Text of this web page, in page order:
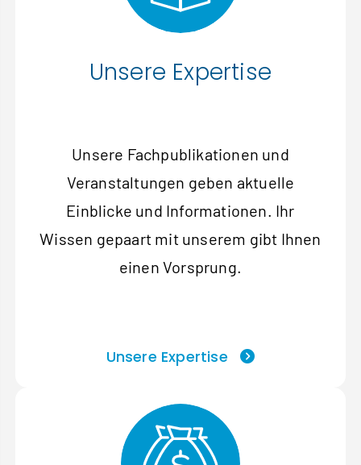
Unsere Expertise
Unsere Fachpublikationen und
Veranstaltungen geben aktuelle
Einblicke und Informationen. Ihr
Wissen gepaart mit unserem gibt Ihnen
einen Vorsprung.
Unsere Expertise